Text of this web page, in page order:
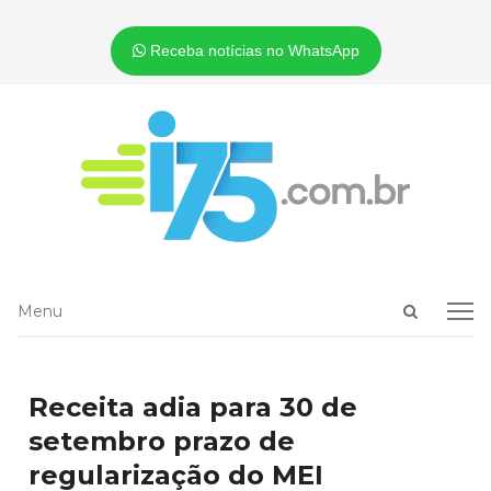
Receba notícias no WhatsApp
Open
Menu
Menu
Receita adia para 30 de
setembro prazo de
regularização do MEI